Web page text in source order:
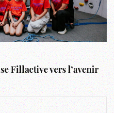
Fillactive vers l’avenir